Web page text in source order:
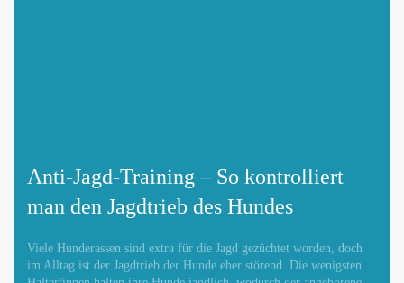
Anti-Jagd-Training – So kontrolliert
man den Jagdtrieb des Hundes
Viele Hunderassen sind extra für die Jagd gezüchtet worden, doch
im Alltag ist der Jagdtrieb der Hunde eher störend. Die wenigsten